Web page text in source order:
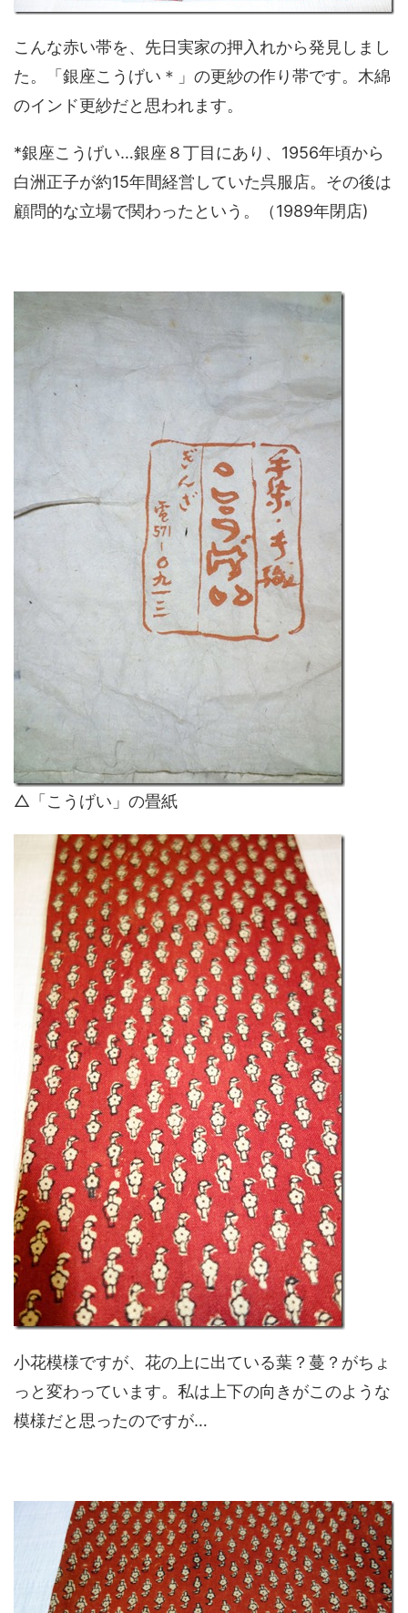
こんな赤い帯を、先日実家の押入れから発見しまし
た。「銀座こうげい＊」の更紗の作り帯です。木綿
のインド更紗だと思われます。
*銀座こうげい…銀座８丁目にあり、1956年頃から
白洲正子が約15年間経営していた呉服店。その後は
顧問的な立場で関わったという。（1989年閉店)
△「こうげい」の畳紙
小花模様ですが、花の上に出ている葉？蔓？がちょ
っと変わっています。私は上下の向きがこのような
模様だと思ったのですが…